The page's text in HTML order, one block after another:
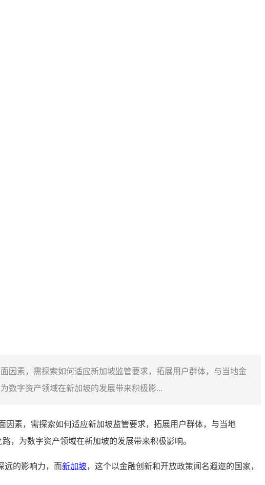
因素，需探索如何适应新加坡监管要求，拓展用户群体，与当地金
数字资产领域在新加坡的发展带来积极影...
素，需探索如何适应新加坡监管要求，拓展用户群体，与当地
，为数字资产领域在新加坡的发展带来积极影响。
远的影响力，而新加坡，这个以金融创新和开放政策闻名遐迩的国家，